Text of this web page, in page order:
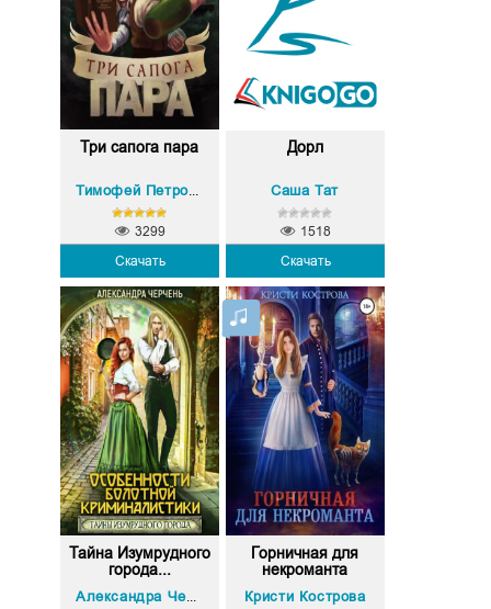
Три сапога пара
Тимофей Петрович Царенко
Скачать
3299
Дорл
Саша Тат
Скачать
1518
Тайна Изумрудного
города...
Александра Черчень
Горничная для
некроманта
Кристи Кострова